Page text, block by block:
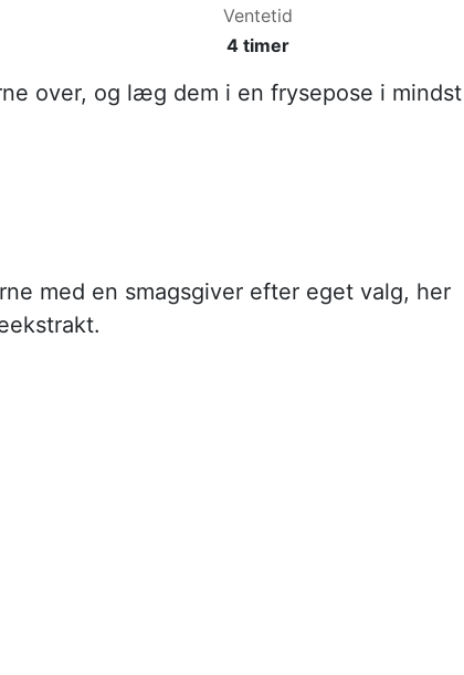
Ventetid
4 timer
over, og læg dem i en frysepose i mindst
med en smagsgiver efter eget valg, her